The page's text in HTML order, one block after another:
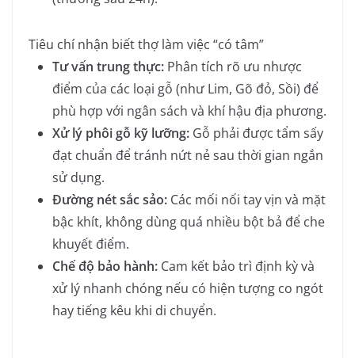
Tiêu chí nhận biết thợ làm việc “có tâm”
Tư vấn trung thực: Phân tích rõ ưu nhược
điểm của các loại gỗ (như Lim, Gõ đỏ, Sồi) để
phù hợp với ngân sách và khí hậu địa phương.
Xử lý phôi gỗ kỹ lưỡng: Gỗ phải được tẩm sấy
đạt chuẩn để tránh nứt nẻ sau thời gian ngắn
sử dụng.
Đường nét sắc sảo: Các mối nối tay vịn và mặt
bậc khít, không dùng quá nhiều bột bả để che
khuyết điểm.
Chế độ bảo hành: Cam kết bảo trì định kỳ và
xử lý nhanh chóng nếu có hiện tượng co ngót
hay tiếng kêu khi di chuyển.